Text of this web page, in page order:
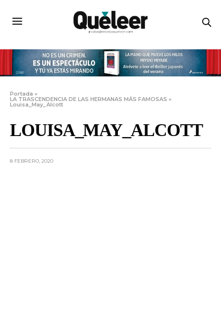
Portada »
LA TRASCENDENCIA DE LAS HERMANAS MÁS FAMOSAS »
Louisa_May_Alcott
LOUISA_MAY_ALCOTT
8 FEBRERO, 2020